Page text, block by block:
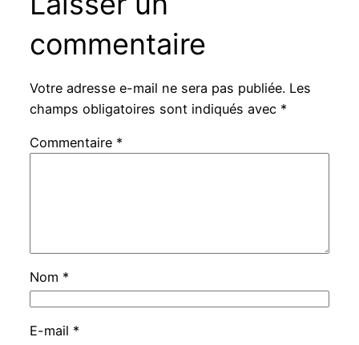
commentaire
Votre adresse e-mail ne sera pas publiée. Les
champs obligatoires sont indiqués avec *
Commentaire *
Nom *
E-mail *